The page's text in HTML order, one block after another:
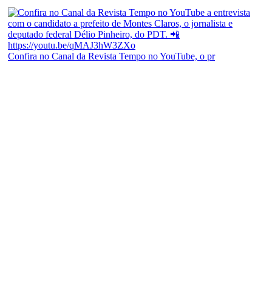
Confira no Canal da Revista Tempo no YouTube, o pr